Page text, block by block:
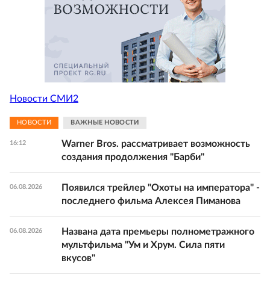
Новости СМИ2
НОВОСТИ ВАЖНЫЕ НОВОСТИ
16:12
Warner Bros. рассматривает возможность
создания продолжения "Барби"
06.08.2026
Появился трейлер "Охоты на императора" -
последнего фильма Алексея Пиманова
06.08.2026
Названа дата премьеры полнометражного
мультфильма "Ум и Хрум. Сила пяти
вкусов"